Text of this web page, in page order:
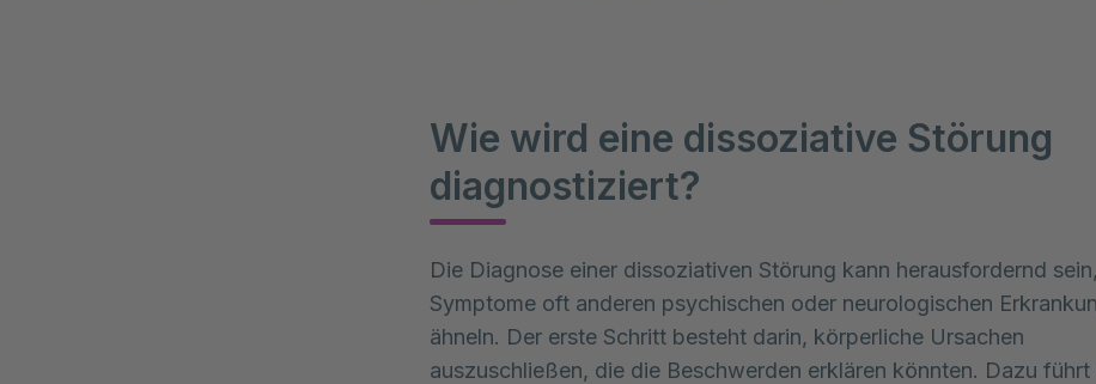
Wie wird eine dissoziative Störung
diagnostiziert?
Die Diagnose einer dissoziativen Störung kann herausfordernd
Symptome oft anderen psychischen oder neurologischen
ähneln. Der erste Schritt besteht darin, körperliche Ursachen
auszuschließen, die die Beschwerden erklären könnten. Dazu führt